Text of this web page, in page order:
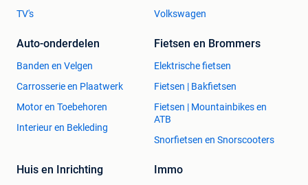
TV's
Volkswagen
Auto-onderdelen
Banden en Velgen
Carrosserie en Plaatwerk
Motor en Toebehoren
Interieur en Bekleding
Fietsen en Brommers
Elektrische fietsen
Fietsen | Bakfietsen
Fietsen | Mountainbikes en
ATB
Snorfietsen en Snorscooters
Huis en Inrichting Immo